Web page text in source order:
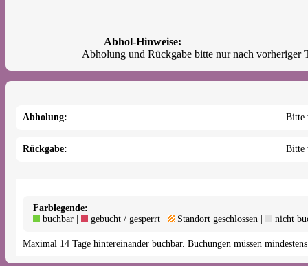
Abhol-Hinweise:
Abholung: Bitte
Rückgabe: Bitte
Farblegende:
buchbar |
gebucht / gesperrt | Standort geschlossen | nicht
Maximal 14 Tage hintereinander buchbar. Buchungen müssen